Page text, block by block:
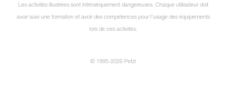
Les activités illustrées sont intrinsèquement dangereuses. Chaque utilisateur doit
avoir suivi une formation et avoir des compétences pour l’usage des équipements
lors de ces activités.
© 1995-2026 Petzl